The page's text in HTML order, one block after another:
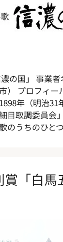
の国」 事業
） プロフィー
年（明治31
目取調委員会
のうちのひと
賞「白馬